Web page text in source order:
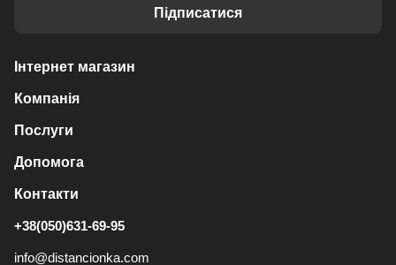
Підписатися
Інтернет магазин
Компанія
Послуги
Допомога
Контакти
+38(050)631-69-95
info@distancionka.com